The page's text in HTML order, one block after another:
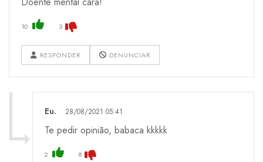
10 3
RESPONDER DENUNCIAR
Eu. 28/08/2021 05:41
Te pedir opinião, babaca kkkkk
2 8